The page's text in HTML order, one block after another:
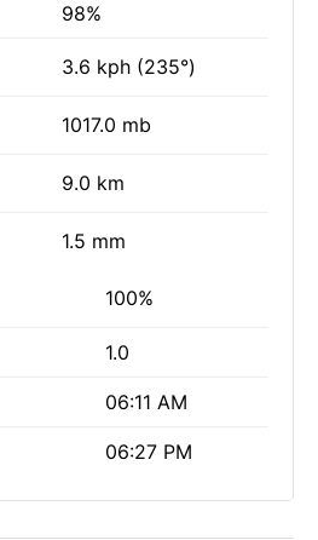
98%
3.6 kph (235°)
1017.0 mb
9.0 km
1.5 mm
100%
1.0
06:11 AM
06:27 PM